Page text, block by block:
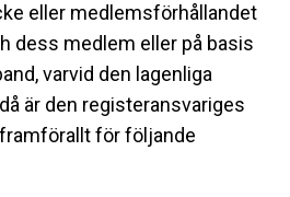
eller medlemsförhållandet
dess medlem eller på basis
varvid den lagenliga
är den registeransvariges
för följande